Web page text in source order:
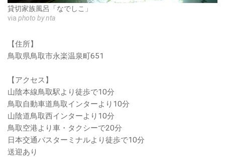
貸切家族風呂「なでしこ」
via photo by nta
【住所】
鳥取県鳥取市永楽温泉町651
【アクセス】
山陰本線鳥取駅より徒歩で10分
鳥取自動車道鳥取インターより10分
山陰道鳥取西インターより10分
鳥取空港より車・タクシーで20分
日本交通バスターミナルより徒歩で10分
送迎あり